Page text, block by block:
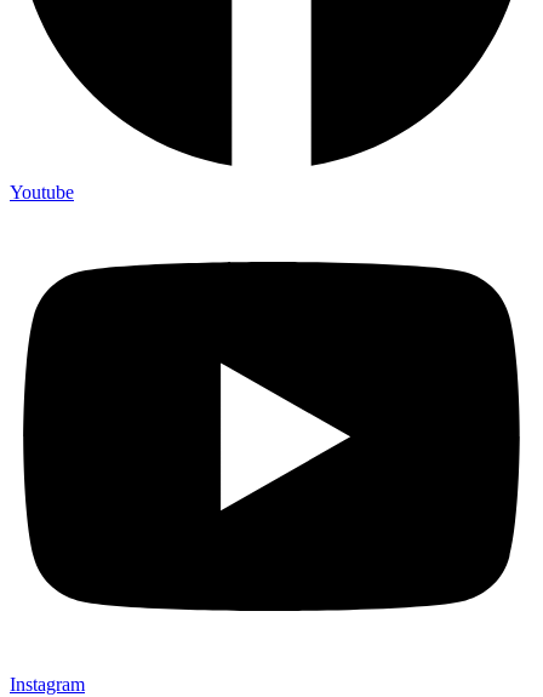
Youtube
Instagram